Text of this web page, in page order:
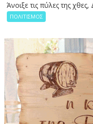
Άνοιξε τις πύλες της
ΠΟΛΙΤΙΣΜΟΣ